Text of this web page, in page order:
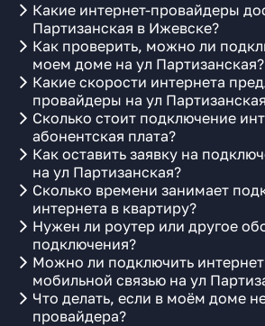
Какие интернет-провайдеры
Партизанская в Ижевске?
Как проверить, можно ли
моем доме на ул Партизанская?
Какие скорости интернета
провайдеры на ул
Сколько стоит подключение
абонентская плата?
Как оставить заявку на
на ул Партизанская?
Сколько времени занимает
интернета в квартиру?
Нужен ли роутер или другое
подключения?
Можно ли подключить
мобильной связью на ул
Что делать, если в моём доме
провайдера?